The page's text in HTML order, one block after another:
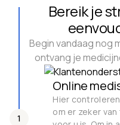
Bereik je
Begin vandaag nog
ontvang je
1
Online
Hier
om er zeker